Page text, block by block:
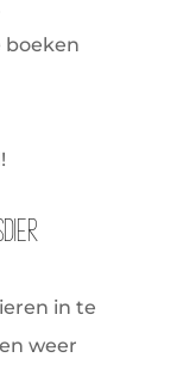
boeken
in te
weer